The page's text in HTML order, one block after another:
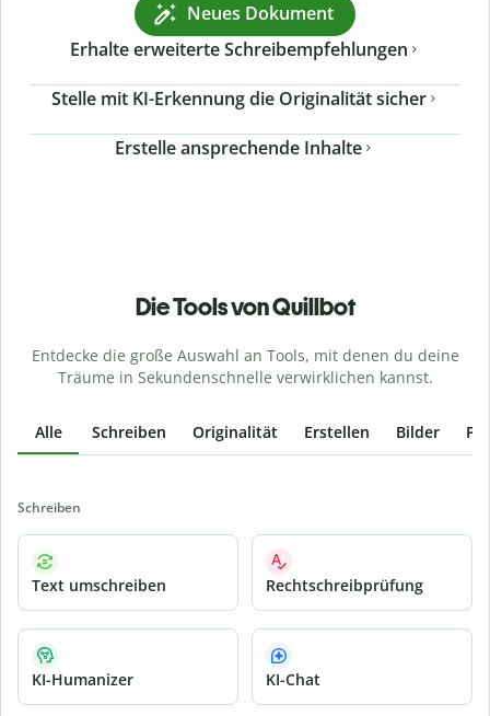
Neues Dokument
Erhalte erweiterte Schreibempfehlungen
Stelle mit KI-Erkennung die Originalität sicher
Erstelle ansprechende Inhalte
Die Tools von Quillbot
Entdecke die große Auswahl an Tools, mit denen du deine
Träume in Sekundenschnelle verwirklichen kannst.
Alle Schreiben Originalität Erstellen Bilder
Schreiben
Text umschreiben Rechtschreibprüfung
KI-Humanizer KI-Chat